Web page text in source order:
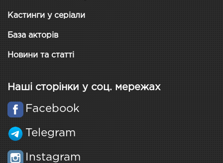
Кастинги у серіали
База акторів
Новини та статті
Наші сторінки у соц. мережах
Facebook
Telegram
Instagram